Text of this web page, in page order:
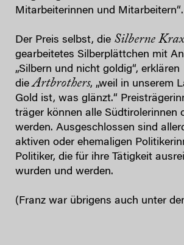
Mitarbeiterinnen und Mitarbeitern“.
Der Preis selbst, die Silberne
gearbeitetes Silberplättchen mit
„Silbern und nicht goldig“, erklären
dieArtbrothers, „weil in unserem
Gold ist, was glänzt.“
träger können alle Südtirolerinnen
werden. Ausgeschlossen sind
aktiven oder ehemaligen
Politiker, die für ihre Tätigkeit
wurden und werden.
(Franz war übrigens auch unter